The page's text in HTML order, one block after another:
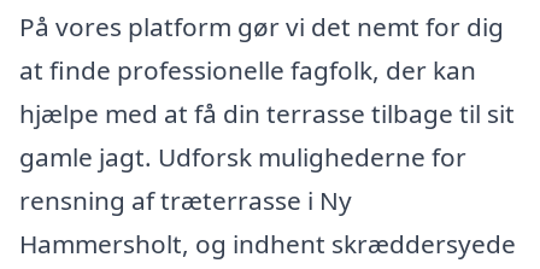
På vores platform gør vi det nemt for dig
at finde professionelle fagfolk, der kan
hjælpe med at få din terrasse tilbage til sit
gamle jagt. Udforsk mulighederne for
rensning af træterrasse i Ny
Hammersholt, og indhent skræddersyede